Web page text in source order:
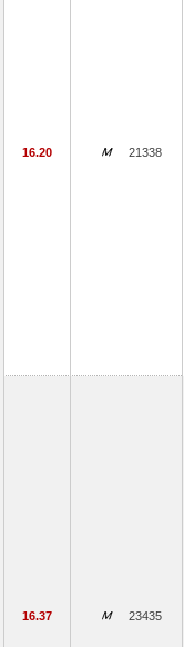
16.20 21338
16.37 23435